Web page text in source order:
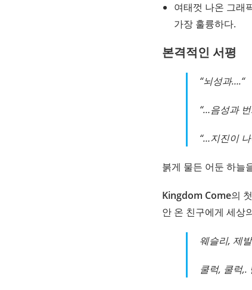
여태껏 나온 그래
가장 훌륭하다.
본격적인 서평
“뇌성과….“
“…음성과
“…지진이
붉게 물든 어둔 하늘
Kingdom Come의
안 온 친구에게 세상
웨슬리, 제
쿨럭, 쿨럭,.